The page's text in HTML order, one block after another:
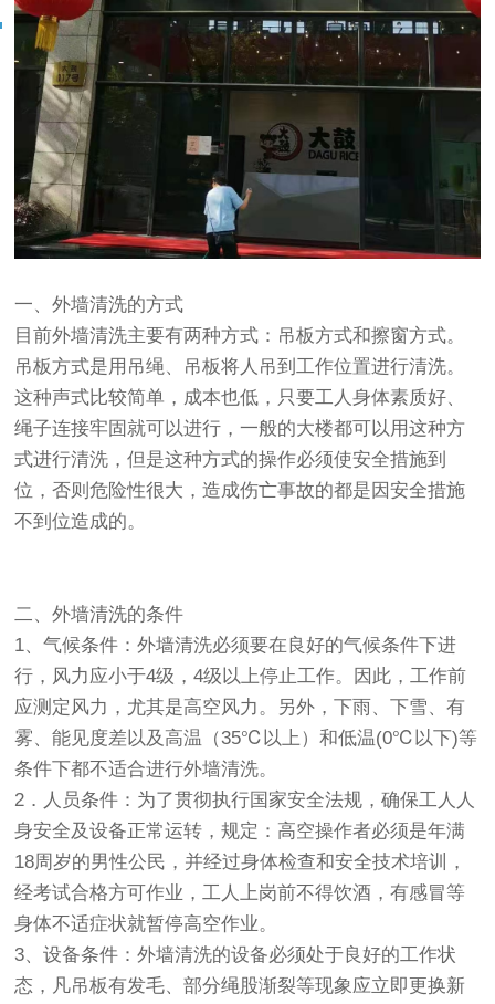
一、外墙清洗的方式
目前外墙清洗主要有两种方式：吊板方式和擦窗方式。
吊板方式是用吊绳、吊板将人吊到工作位置进行清洗。
这种声式比较简单，成本也低，只要工人身体素质好、
绳子连接牢固就可以进行，一般的大楼都可以用这种方
式进行清洗，但是这种方式的操作必须使安全措施到
位，否则危险性很大，造成伤亡事故的都是因安全措施
不到位造成的。
二、外墙清洗的条件
1、气候条件：外墙清洗必须要在良好的气候条件下进
行，风力应小于4级，4级以上停止工作。因此，工作前
应测定风力，尤其是高空风力。另外，下雨、下雪、有
雾、能见度差以及高温（35℃以上）和低温(0℃以下)等
条件下都不适合进行外墙清洗。
2．人员条件：为了贯彻执行国家安全法规，确保工人人
身安全及设备正常运转，规定：高空操作者必须是年满
18周岁的男性公民，并经过身体检查和安全技术培训，
经考试合格方可作业，工人上岗前不得饮酒，有感冒等
身体不适症状就暂停高空作业。
3、设备条件：外墙清洗的设备必须处于良好的工作状
态，凡吊板有发毛、部分绳股渐裂等现象应立即更换新